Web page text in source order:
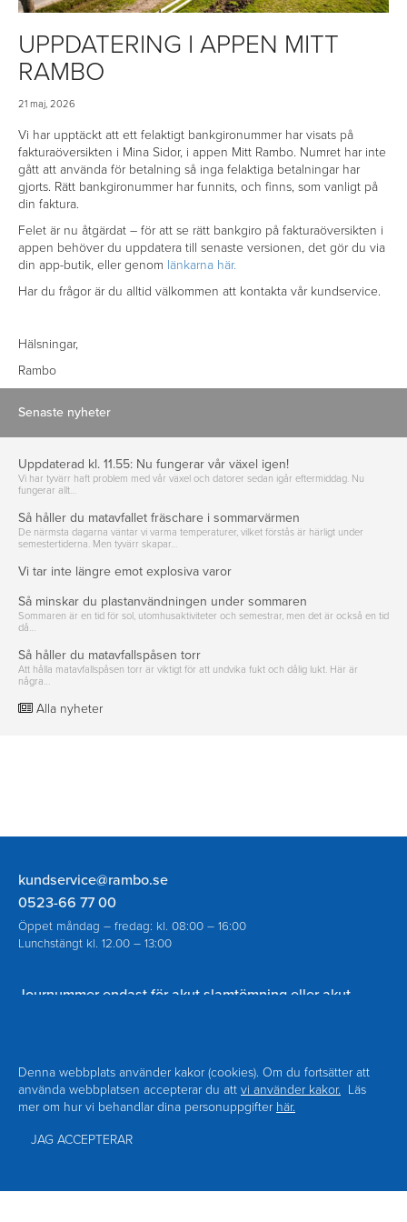
UPPDATERING I APPEN MITT
RAMBO
21 maj, 2026
Vi har upptäckt att ett felaktigt bankgironummer har visats på
fakturaöversikten i Mina Sidor, i appen Mitt Rambo. Numret har inte
gått att använda för betalning så inga felaktiga betalningar har
gjorts. Rätt bankgironummer har funnits, och finns, som vanligt på
din faktura.
Felet är nu åtgärdat – för att se rätt bankgiro på fakturaöversikten i
appen behöver du uppdatera till senaste versionen, det gör du via
din app-butik, eller genom länkarna här.
Har du frågor är du alltid välkommen att kontakta vår kundservice.
Hälsningar,
Rambo
Senaste nyheter
Uppdaterad kl. 11.55: Nu fungerar vår växel igen!
Vi har tyvärr haft problem med vår växel och datorer sedan igår eftermiddag. Nu
fungerar allt…
Så håller du matavfallet fräschare i sommarvärmen
De närmsta dagarna väntar vi varma temperaturer, vilket förstås är härligt under
semestertiderna. Men tyvärr skapar…
Vi tar inte längre emot explosiva varor
Så minskar du plastanvändningen under sommaren
Sommaren är en tid för sol, utomhusaktiviteter och semestrar, men det är också en tid
då…
Så håller du matavfallspåsen torr
Att hålla matavfallspåsen torr är viktigt för att undvika fukt och dålig lukt. Här är
några…
Alla nyheter
Denna webbplats använder kakor (cookies). Om du fortsätter att
använda webbplatsen accepterar du att vi använder kakor. Läs
mer om hur vi behandlar dina personuppgifter här.
JAG ACCEPTERAR
Rambo
AB
kundservice@rambo.se
0523-66 77 00
Öppet måndag – fredag: kl. 08:00 – 16:00
Lunchstängt kl. 12.00 – 13:00
Journummer endast för akut slamtömning eller akut
Sidfot
Kontakt
Nyheter